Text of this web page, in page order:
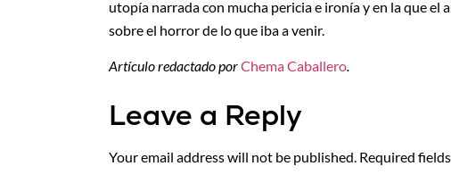
utopía narrada con mucha pericia e ironía y en la que
sobre el horror de lo que iba a venir.
Artículo redactado porChema Caballero.
Leave a Reply
Your email address will not be published. Required